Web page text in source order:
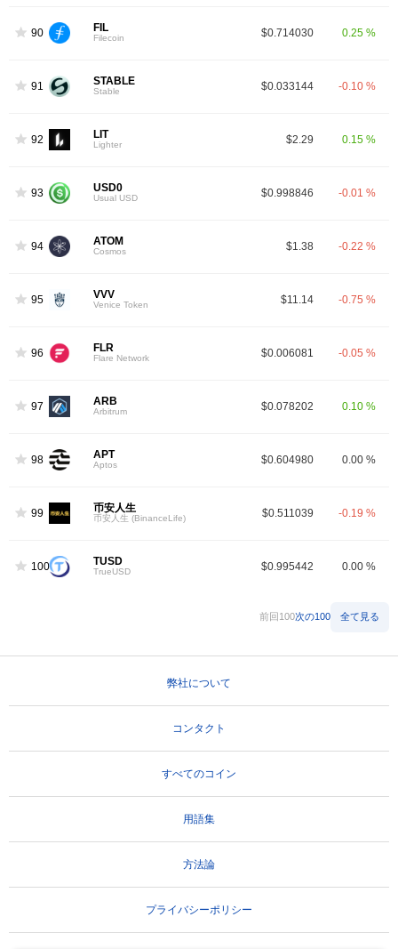
90 FIL
Filecoin $0.714030 0.25 %
91 STABLE
Stable $0.033144 -0.10 %
92 LIT
Lighter $2.29 0.15 %
93 USD0
Usual USD $0.998846 -0.01 %
94 ATOM
Cosmos $1.38 -0.22 %
95 VVV
Venice Token $11.14 -0.75 %
96 FLR
Flare Network $0.006081 -0.05 %
97 ARB
Arbitrum $0.078202 0.10 %
98 APT
Aptos $0.604980 0.00 %
99 币安人生
币安人生 (BinanceLife) $0.511039 -0.19 %
100 TUSD
TrueUSD $0.995442 0.00 %
前回100次の100 全て見る
弊社について
コンタクト
すべてのコイン
用語集
方法論
プライバシーポリシー